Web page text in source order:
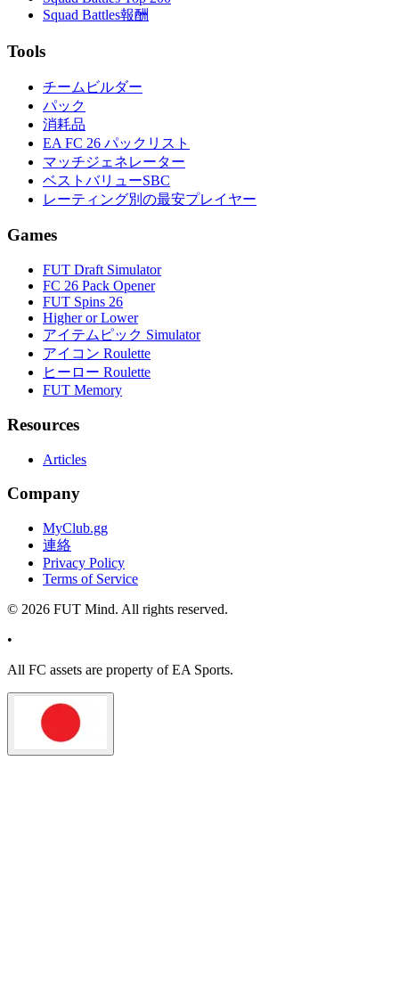
Squad Battles報酬
Tools
チームビルダー
パック
消耗品
EA FC 26 パックリスト
マッチジェネレーター
ベストバリューSBC
レーティング別の最安プレイヤー
Games
FUT Draft Simulator
FC 26 Pack Opener
FUT Spins 26
Higher or Lower
アイテムピック Simulator
アイコン Roulette
ヒーロー Roulette
FUT Memory
Resources
Articles
Company
MyClub.gg
連絡
Privacy Policy
Terms of Service
© 2026 FUT Mind. All rights reserved.
•
All FC assets are property of EA Sports.